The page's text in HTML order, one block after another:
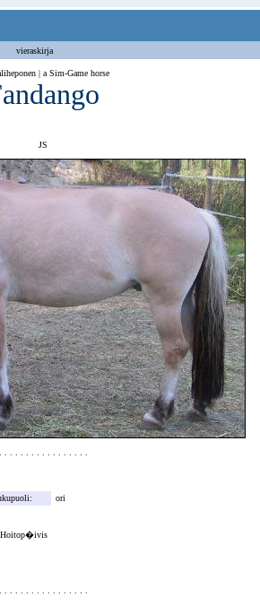
vieraskirja
| a Sim-Game horse
JS
ori
Hoitop�ivis